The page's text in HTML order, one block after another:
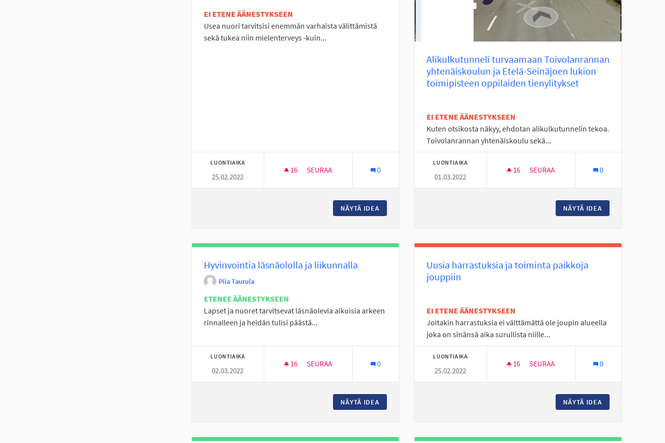
EI ETENE ÄÄNESTYKSEEN
Usea nuori tarvitsisi enemmän varhaista välittämistä
sekä tukea niin mielenterveys -kuin...
LUONTIAIKA
25.02.2022
16 16 SEURAAJAA
SEURAA 0
NÄYTÄ IDEA
Alikulkutunneli turvaamaan Toivolanrannan
yhtenäiskoulun ja Etelä-Seinäjoen lukion
toimipisteen oppilaiden tienylitykset
EI ETENE ÄÄNESTYKSEEN
Kuten otsikosta näkyy, ehdotan alikulkutunnelin tekoa.
Toivolanrannan yhtenäiskoulu sekä...
LUONTIAIKA
01.03.2022
16 16 SEURAAJAA
SEURAA 0
NÄYTÄ IDEA
Hyvinvointia läsnäololla ja liikunnalla
Piia Taurula
ETENEE ÄÄNESTYKSEEN
Lapset ja nuoret tarvitsevat läsnäolevia aikuisia arkeen
rinnalleen ja heidän tulisi päästä...
LUONTIAIKA
02.03.2022
16 16 SEURAAJAA
SEURAA
HYVINVOINTIA LÄSNÄOLOLLA JA LIIKUNNALLA
0
NÄYTÄ IDEA
Uusia harrastuksia ja toiminta paikkoja
jouppiin
EI ETENE ÄÄNESTYKSEEN
Joitakin harrastuksia ei välttämättä ole joupin alueella
joka on sinänsä aika surullista niille...
LUONTIAIKA
25.02.2022
16 16 SEURAAJAA
SEURAA 0
NÄYTÄ IDEA